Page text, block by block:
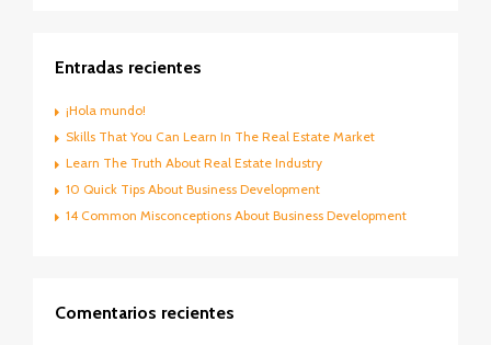
Entradas recientes
¡Hola mundo!
Skills That You Can Learn In The Real Estate Market
Learn The Truth About Real Estate Industry
10 Quick Tips About Business Development
14 Common Misconceptions About Business Development
Comentarios recientes